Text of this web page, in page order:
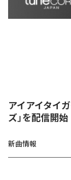
アイアイタイ
ズ」を配信開始
新曲情報